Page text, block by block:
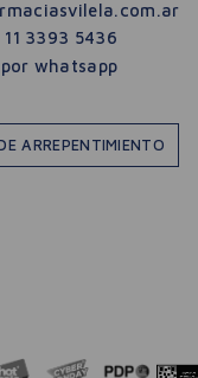
11 3393 5436
whatsapp
ARREPENTIMIENTO